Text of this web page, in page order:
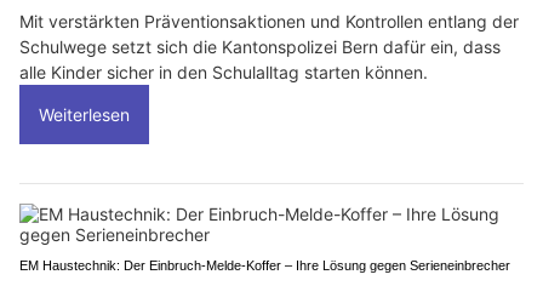
Mit verstärkten Präventionsaktionen und Kontrollen entlang der
Schulwege setzt sich die Kantonspolizei Bern dafür ein, dass
alle Kinder sicher in den Schulalltag starten können.
Weiterlesen
EM Haustechnik: Der Einbruch-Melde-Koffer – Ihre Lösung gegen Serieneinbrecher